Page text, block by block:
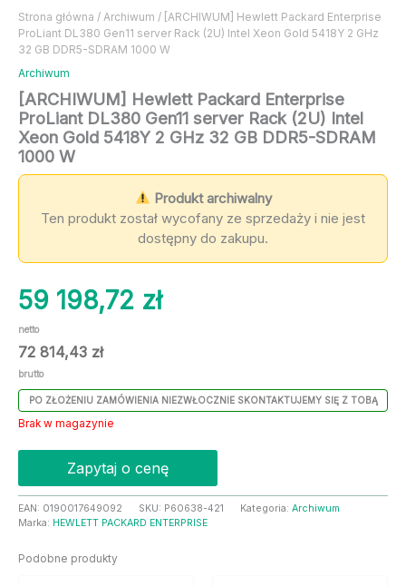
Strona główna / Archiwum / [ARCHIWUM] Hewlett Packard Enterprise
ProLiant DL380 Gen11 server Rack (2U) Intel Xeon Gold 5418Y 2 GHz
32 GB DDR5-SDRAM 1000 W
Archiwum
[ARCHIWUM] Hewlett Packard Enterprise
ProLiant DL380 Gen11 server Rack (2U) Intel
Xeon Gold 5418Y 2 GHz 32 GB DDR5-SDRAM
1000 W
Produkt archiwalny
Ten produkt został wycofany ze sprzedaży i nie jest
dostępny do zakupu.
59 198,72 zł
netto
72 814,43 zł
brutto
PO ZŁOŻENIU ZAMÓWIENIA NIEZWŁOCZNIE SKONTAKTUJEMY SIĘ Z TOBĄ
Brak w magazynie
Zapytaj o cenę
EAN: 0190017649092 SKU: P60638-421 Kategoria: Archiwum
Marka: HEWLETT PACKARD ENTERPRISE
Podobne produkty